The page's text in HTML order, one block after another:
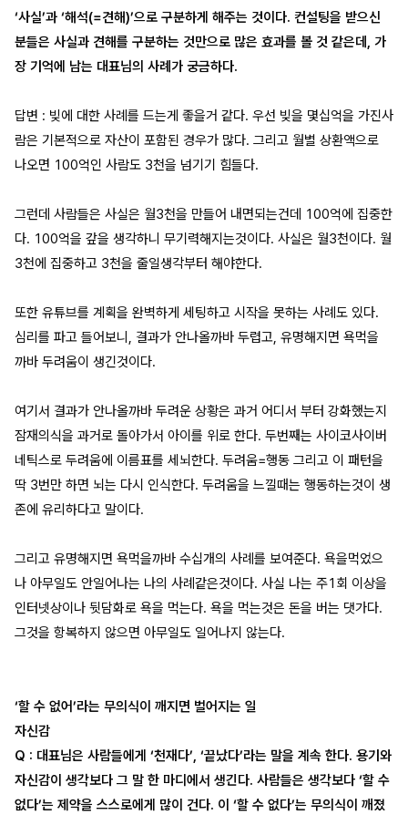
‘사실’과 ‘해석(=견해)’으로 구분하게 해주는 것이다. 컨설팅을 받으신
분들은 사실과 견해를 구분하는 것만으로 많은 효과를 볼 것 같은데, 가
장 기억에 남는 대표님의 사례가 궁금하다.
답변 : 빚에 대한 사례를 드는게 좋을거 같다. 우선 빚을 몇십억을 가진사
람은 기본적으로 자산이 포함된 경우가 많다. 그리고 월별 상환액으로
나오면 100억인 사람도 3천을 넘기기 힘들다.
그런데 사람들은 사실은 월3천을 만들어 내면되는건데 100억에 집중한
다. 100억을 갚을 생각하니 무기력해지는것이다. 사실은 월3천이다. 월
3천에 집중하고 3천을 줄일생각부터 해야한다.
또한 유튜브를 계획을 완벽하게 세팅하고 시작을 못하는 사례도 있다.
심리를 파고 들어보니, 결과가 안나올까바 두렵고, 유명해지면 욕먹을
까바 두려움이 생긴것이다.
여기서 결과가 안나올까바 두려운 상황은 과거 어디서 부터 강화했는지
잠재의식을 과거로 돌아가서 아이를 위로 한다. 두번째는 사이코사이버
네틱스로 두려움에 이름표를 세뇌한다. 두려움=행동 그리고 이 패턴을
딱 3번만 하면 뇌는 다시 인식한다. 두려움을 느낄때는 행동하는것이 생
존에 유리하다고 말이다.
그리고 유명해지면 욕먹을까바 수십개의 사례를 보여준다. 욕을먹었으
나 아무일도 안일어나는 나의 사례같은것이다. 사실 나는 주1회 이상을
인터넷상이나 뒷담화로 욕을 먹는다. 욕을 먹는것은 돈을 버는 댓가다.
그것을 항복하지 않으면 아무일도 일어나지 않는다.
‘할 수 없어’라는 무의식이 깨지면 벌어지는 일
자신감
Q : 대표님은 사람들에게 ‘천재다’, ‘끝났다’라는 말을 계속 한다. 용기와
자신감이 생각보다 그 말 한 마디에서 생긴다. 사람들은 생각보다 ‘할 수
없다’는 제약을 스스로에게 많이 건다. 이 ‘할 수 없다’는 무의식이 깨졌